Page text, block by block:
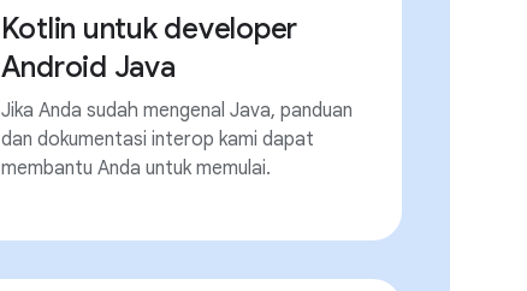
Kotlin untuk developer
Android Java
Jika Anda sudah mengenal Java, panduan
dan dokumentasi interop kami dapat
membantu Anda untuk memulai.